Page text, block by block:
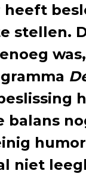
heeft
stellen.
balans
niet